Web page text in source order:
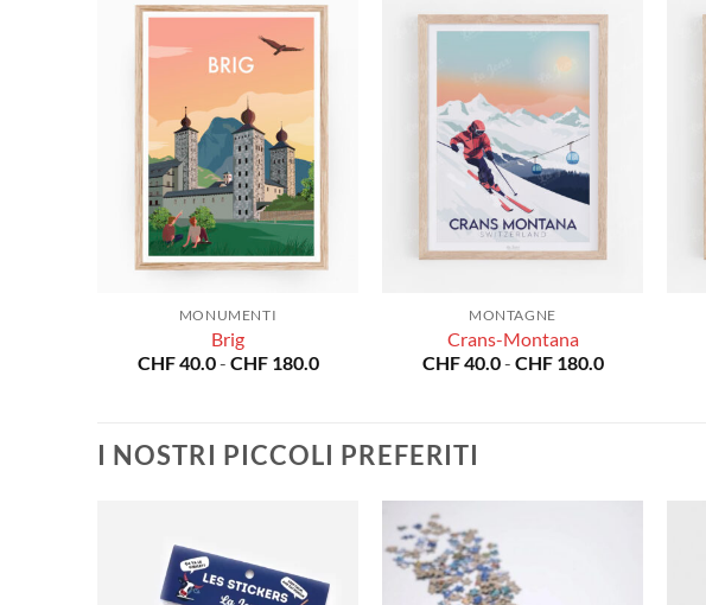
MONUMENTI
Brig
CHF40.0- CHF180.0Fascia
CHF 180.0
MONTAGNE
Crans-Montana
CHF40.0- CHF180.0Fascia
CHF 180.0I NOSTRI PICCOLI PREFERITI